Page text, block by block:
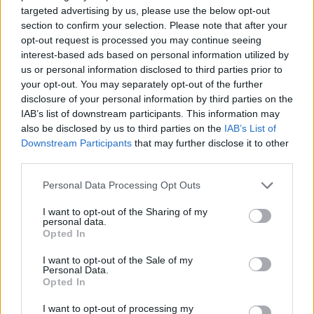
targeted advertising by us, please use the below opt-out
section to confirm your selection. Please note that after your
opt-out request is processed you may continue seeing
interest-based ads based on personal information utilized by
us or personal information disclosed to third parties prior to
your opt-out. You may separately opt-out of the further
disclosure of your personal information by third parties on the
IAB’s list of downstream participants. This information may
also be disclosed by us to third parties on the IAB’s List of
Downstream Participants that may further disclose it to other
Personal Data Processing Opt Outs
I want to opt-out of the Sharing of my
personal data.
Opted In
I want to opt-out of the Sale of my
Personal Data.
Opted In
I want to opt-out of processing my
Az asszony reszketve bámulta a padlót. Megértette a
férjét. Az, aki volt, rég meghalt, akivé lett, nem volt más,
mint egy roncs. Viszont még mindig sok pénze volt.
– Bálint…Sajnálom. Ne haragudj!
– Sajnálod? Nem hinném, hogy eléggé sajnálod. De
adok. Telefont nem használhatsz, mert képtelen vagy
tartani a szád. Azt a vackot, ami otthon van,
használhatod, de kihangosítva. Megértetted? Képes
– Nem tudom…Én…